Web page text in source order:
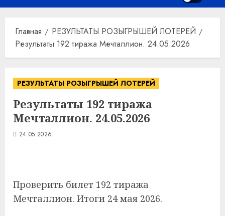
Главная
РЕЗУЛЬТАТЫ РОЗЫГРЫШЕЙ ЛОТЕРЕЙ
Результаты 192 тиража Мечталлион. 24.05.2026
РЕЗУЛЬТАТЫ РОЗЫГРЫШЕЙ ЛОТЕРЕЙ
Результаты 192 тиража
Мечталлион. 24.05.2026
24.05.2026
Проверить билет 192 тиража
Мечталлион. Итоги 24 мая 2026.